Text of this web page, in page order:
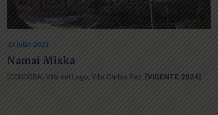
25 julio 2021
Namai Miska
[CORDOBA] Villa del Lago, Villa Carlos Paz. [VIGENTE 2024]